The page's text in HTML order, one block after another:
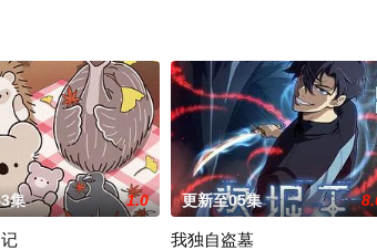
集 1.0 更新至05集
我独自盗墓